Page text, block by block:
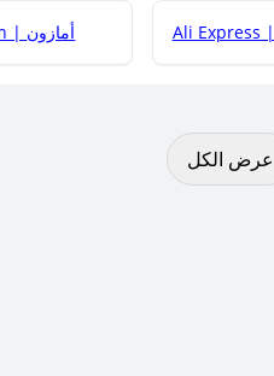
Amazon | أمازون
عرض الكل